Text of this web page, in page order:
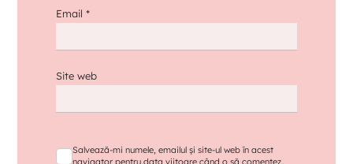
Email *
Site web
Salvează-mi numele, emailul și site-ul web în acest